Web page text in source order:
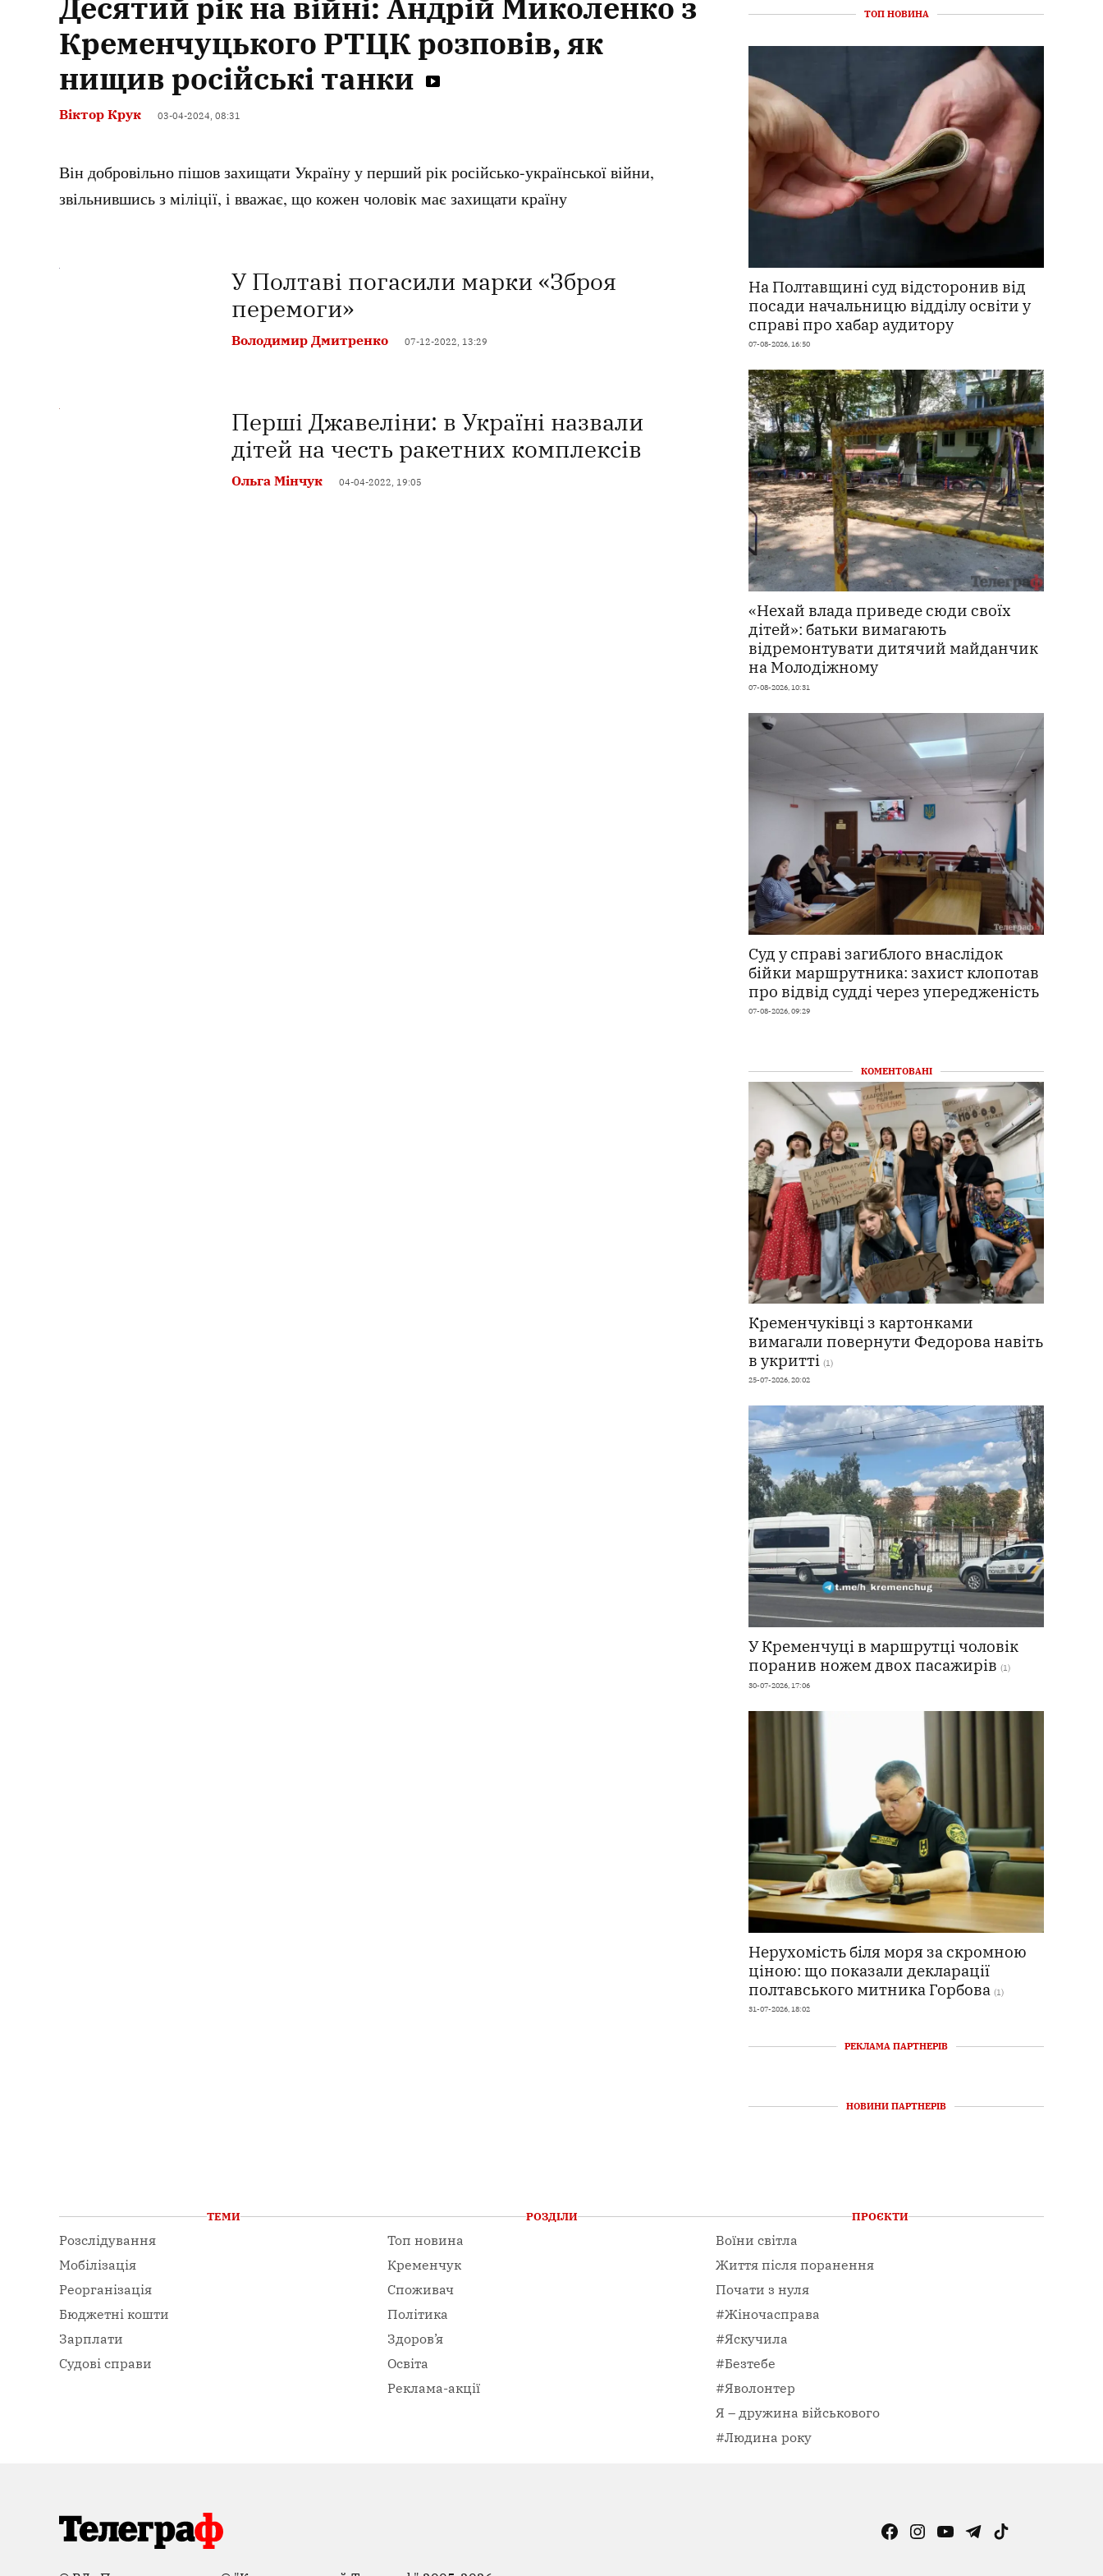
Кременчуцького РТЦК розповів, як
нищив російські танки
Віктор Крук 03-04-2024, 08:31
Він добровільно пішов захищати Україну у перший рік російсько-української війни,
звільнившись з міліції, і вважає, що кожен чоловік має захищати країну
У Полтаві погасили марки «Зброя
перемоги»
Володимир Дмитренко 07-12-2022, 13:29
Перші Джавеліни: в Україні назвали
дітей на честь ракетних комплексів
Ольга Мінчук 04-04-2022, 19:05
ТОП НОВИНА
На Полтавщині суд відсторонив від
посади начальницю відділу освіти у
справі про хабар аудитору
07-08-2026, 16:50
«Нехай влада приведе сюди своїх
дітей»: батьки вимагають
відремонтувати дитячий майданчик
на Молодіжному
07-08-2026, 10:31
Суд у справі загиблого внаслідок
бійки маршрутника: захист клопотав
про відвід судді через упередженість
07-08-2026, 09:29
КОМЕНТОВАНІ
Кременчуківці з картонками
вимагали повернути Федорова навіть
в укритті (1)
25-07-2026, 20:02
У Кременчуці в маршрутці чоловік
поранив ножем двох пасажирів (1)
30-07-2026, 17:06
Нерухомість біля моря за скромною
ціною: що показали декларації
полтавського митника Горбова (1)
31-07-2026, 18:02
РЕКЛАМА ПАРТНЕРІВ
НОВИНИ ПАРТНЕРІВ
ТЕМИ
Розслідування
Мобілізація
Реорганізація
Бюджетні кошти
Зарплати
Судові справи
РОЗДІЛИ
Топ новина
Кременчук
Споживач
Політика
Здоров’я
Освіта
Реклама-акції
ПРОЄКТИ
Воїни світла
Життя після поранення
Почати з нуля
#Жіночасправа
#Яскучила
#Безтебе
#Яволонтер
Я – дружина військового
#Людина року
FacebookInstagram
YouTubeTelegram
TikTok